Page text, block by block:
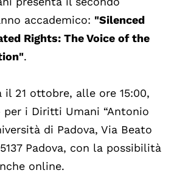
accademico: "Silenced
Rights: The Voice of the
.
il 21 ottobre, alle ore 15:00,
per i Diritti Umani “Antonio
di Padova, Via Beato
Padova, con la possibilità
online.